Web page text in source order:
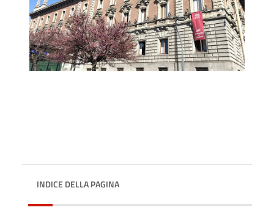
INDICE DELLA PAGINA